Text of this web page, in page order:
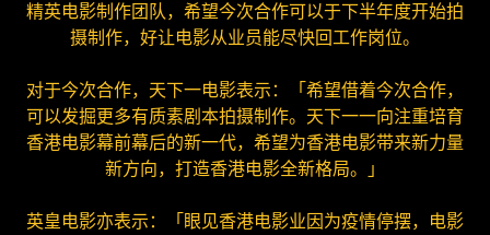
精英电影​​制作团队，希望今次合作可以于下半年度开始拍
摄制作，好让电影从业员能尽快回工作岗位。
对于今次合作，天下一电影表示：「希望借着今次合作，
可以发掘更多有质素剧本拍摄制作。天下一一向注重培育
香港电影幕前幕后的新一代，希望为香港电影带来新力量
新方向，打造香港电影全新格局。」
英皇电影亦表示：「眼见香港电影业因为疫情停摆，电影